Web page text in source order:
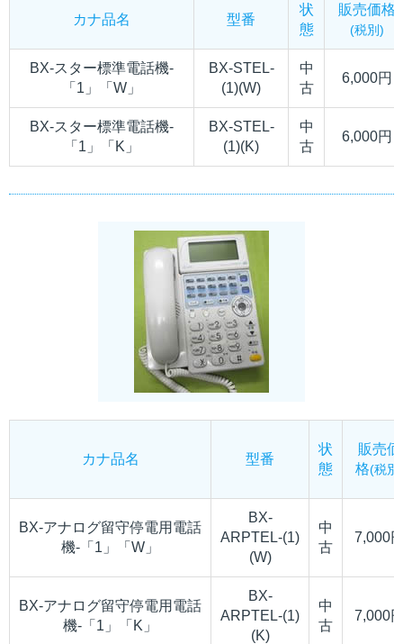
カナ品名 型番
状
態
販売価格
(税別)
BX-スター標準電話機-
「1」「W」
BX-STEL-
(1)(W)
中
古
6,000円
BX-スター標準電話機-
「1」「K」
BX-STEL-
(1)(K)
中
古
6,000円
カナ品名 型番
状
態
販売価
格(税別)
BX-アナログ留守停電用電話
機-「1」「W」
BX-
ARPTEL-(1)
(W)
中
古
7,000
BX-アナログ留守停電用電話
機-「1」「K」
BX-
ARPTEL-(1)
(K)
中
古
7,000